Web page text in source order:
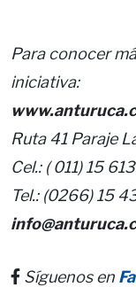
Para conocer
iniciativa:
Ruta 41 Paraje
Cel.: ( 011) 15
Tel.: (0266) 15
Síguenos en